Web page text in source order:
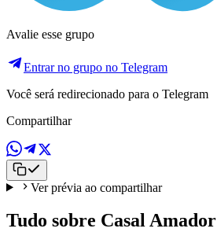
Avalie esse grupo
Entrar no grupo no Telegram
Você será redirecionado para o Telegram
Compartilhar
Ver prévia ao compartilhar
Tudo sobre Casal Amador